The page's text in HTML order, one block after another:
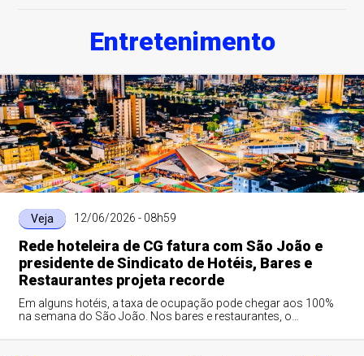
Entretenimento
Veja 12/06/2026 - 08h59
Rede hoteleira de CG fatura com São João e
presidente de Sindicato de Hotéis, Bares e
Restaurantes projeta recorde
Em alguns hotéis, a taxa de ocupação pode chegar aos 100%
na semana do São João. Nos bares e restaurantes, o